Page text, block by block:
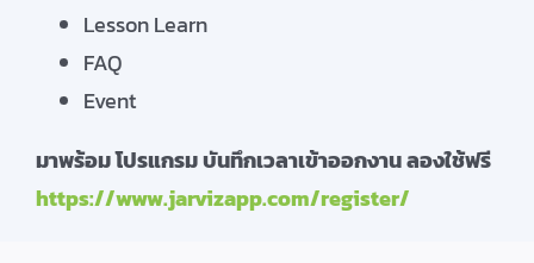
Lesson Learn
FAQ
Event
มาพร้อม โปรแกรม บันทึกเวลาเข้าออกงาน ลองใช้ฟรี
https://www.jarvizapp.com/register/